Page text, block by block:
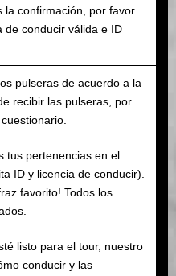
la confirmación, por favor
de conducir válida e ID
pulseras de acuerdo a la
recibir las pulseras, por
tus pertenencias en el
ID y licencia de conducir).
favorito! Todos los
listo para el tour, nuestro
conducir y las